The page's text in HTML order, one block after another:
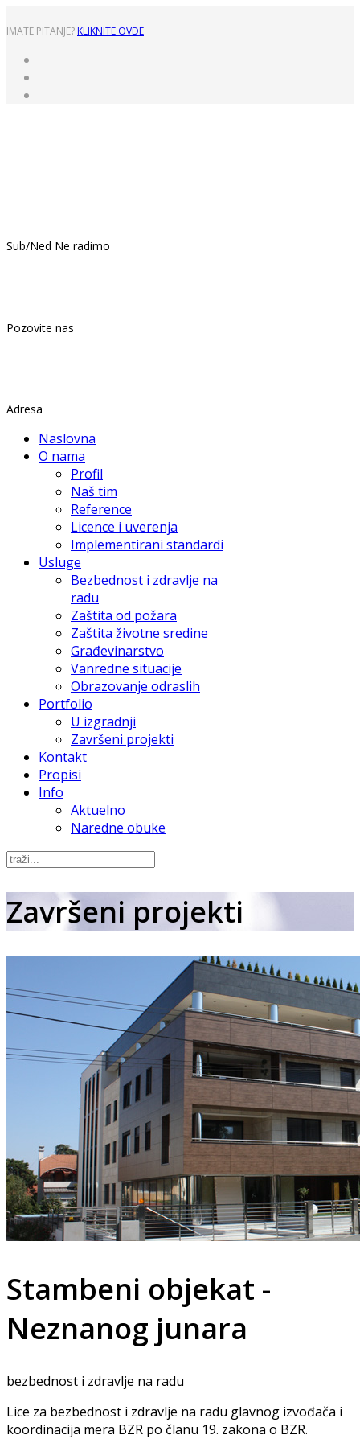
IMATE PITANJE? KLIKNITE OVDE
Sub/Ned Ne radimo
Pozovite nas
Adresa
Naslovna
O nama
Profil
Naš tim
Reference
Licence i uverenja
Implementirani standardi
Usluge
Bezbednost i zdravlje na
radu
Zaštita od požara
Zaštita životne sredine
Građevinarstvo
Vanredne situacije
Obrazovanje odraslih
Portfolio
U izgradnji
Završeni projekti
Kontakt
Propisi
Info
Aktuelno
Naredne obuke
Završeni projekti
Stambeni objekat -
Neznanog junara
bezbednost i zdravlje na radu
Lice za bezbednost i zdravlje na radu glavnog izvođača i
koordinacija mera BZR po članu 19. zakona o BZR.